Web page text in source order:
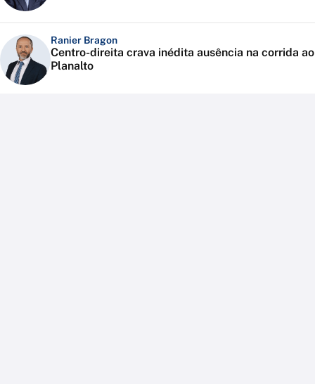
Ranier Bragon
Centro-direita crava inédita ausência na corrida ao
Planalto